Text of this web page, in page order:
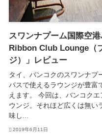
スワンナプーム国際空
Ribbon Club Lounge（
ジ）」レビュー
タイ、バンコクのスワンナプ
パスで使えるラウンジが豊富
えます。 今回は、バンコク
ウンジ。それほど広くは無い
味し...
2019年6月11日